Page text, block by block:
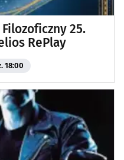
25.
RePlay
18:00